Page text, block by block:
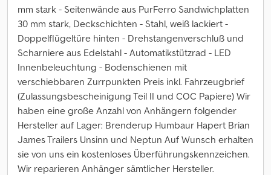
mm stark - Seitenwände aus PurFerro Sandwichplatten
30 mm stark, Deckschichten - Stahl, weiß lackiert -
Doppelflügeltüre hinten - Drehstangenverschluß und
Scharniere aus Edelstahl - Automatikstützrad - LED
Innenbeleuchtung - Bodenschienen mit
verschiebbaren Zurrpunkten Preis inkl. Fahrzeugbrief
(Zulassungsbescheinigung Teil II und COC Papiere) Wir
haben eine große Anzahl von Anhängern folgender
Hersteller auf Lager: Brenderup Humbaur Hapert Brian
James Trailers Unsinn und Neptun Auf Wunsch erhalten
sie von uns ein kostenloses Überführungskennzeichen.
Wir reparieren Anhänger sämtlicher Hersteller.